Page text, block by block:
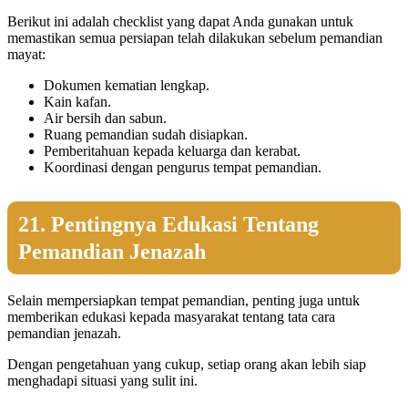
Berikut ini adalah checklist yang dapat Anda gunakan untuk
memastikan semua persiapan telah dilakukan sebelum pemandian
mayat:
Dokumen kematian lengkap.
Kain kafan.
Air bersih dan sabun.
Ruang pemandian sudah disiapkan.
Pemberitahuan kepada keluarga dan kerabat.
Koordinasi dengan pengurus tempat pemandian.
21. Pentingnya Edukasi Tentang
Pemandian Jenazah
Selain mempersiapkan tempat pemandian, penting juga untuk
memberikan edukasi kepada masyarakat tentang tata cara
pemandian jenazah.
Dengan pengetahuan yang cukup, setiap orang akan lebih siap
menghadapi situasi yang sulit ini.